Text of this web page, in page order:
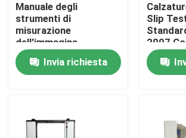
Prodotti
Spettacolo VR
Giro della fabbrica
Manuale degli
strumenti di
misurazione
dell'immagine
secondaria 2D-4030
per apparecchi
elettronici
Invia richiesta
Slip
2007